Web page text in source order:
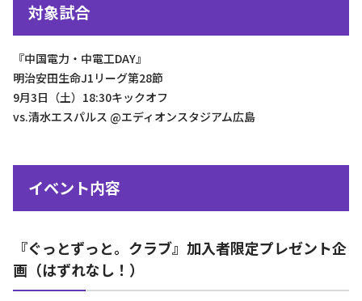
対象試合
『中国電力・中電工DAY』
明治安田生命J1リーグ第28節
9月3日（土）18:30キックオフ
vs.清水エスパルス @エディオンスタジアム広島
イベント内容
『ぐっとずっと。クラブ』加入者限定プレゼント企
画（はずれなし！）